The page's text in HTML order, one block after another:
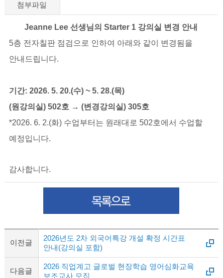
첨부파일
Jeanne Lee 선생님의Starter 1 강의실 변경 안내
5층 전자칠판 점검으로 인하여 아래와 같이 변경됨을
안내드립니다.
기간: 2026. 5. 20.(수) ~ 5. 28.(목)
(원강의실) 502호 → (변경강의실) 305호
*2026. 6. 2.(화) 수업부터는 원래대로 502호에서 수업할
예정입니다.
감사합니다.
이전글
2026년도 2차 외국어특강 개설 확정 시간표
안내(강의실 포함)
다음글
2026 직업계고 글로벌 현장학습 영어심화교육
보조교사 모집